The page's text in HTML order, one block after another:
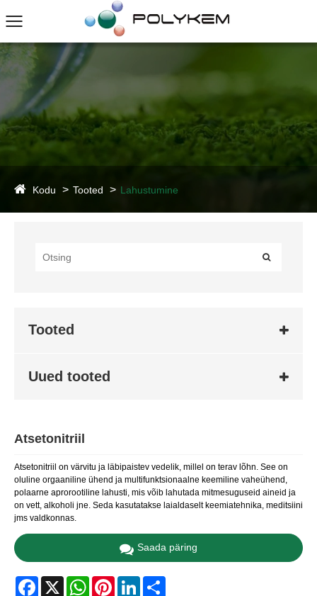
Kodu Tooted Lahustumine
Tooted
Uued tooted
Atsetonitriil
Atsetonitriil on värvitu ja läbipaistev vedelik, millel on terav lõhn. See on
oluline orgaaniline ühend ja multifunktsionaalne keemiline vaheühend,
polaarne aprorootiline lahusti, mis võib lahutada mitmesuguseid aineid ja
on vett, alkoholi jne. Seda kasutatakse laialdaselt keemiatehnika, meditsiini
jms valdkonnas.
Saada päring
Facebook
X WhatsAppPinterestLinkedIn